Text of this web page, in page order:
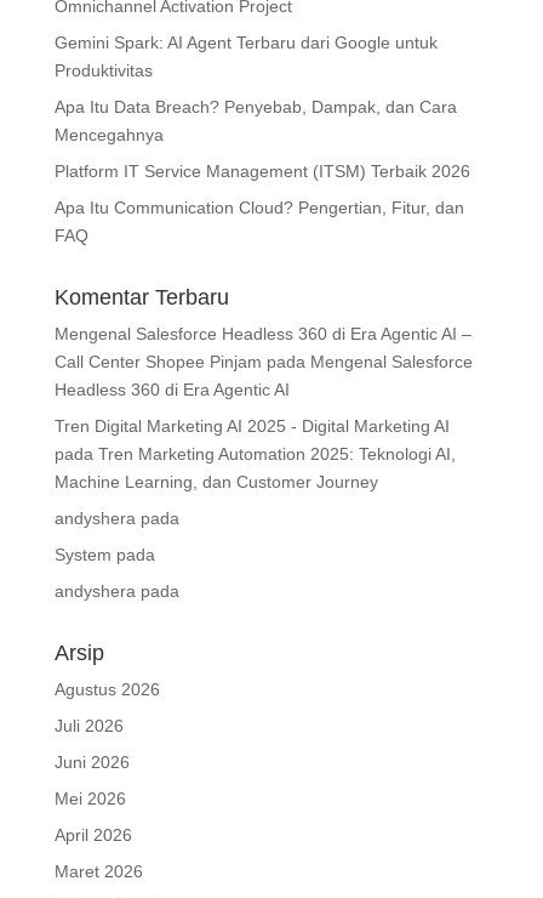
Omnichannel Activation Project
Gemini Spark: AI Agent Terbaru dari Google untuk
Produktivitas
Apa Itu Data Breach? Penyebab, Dampak, dan Cara
Mencegahnya
Platform IT Service Management (ITSM) Terbaik 2026
Apa Itu Communication Cloud? Pengertian, Fitur, dan
FAQ
Komentar Terbaru
Mengenal Salesforce Headless 360 di Era Agentic AI –
Call Center Shopee Pinjam pada Mengenal Salesforce
Headless 360 di Era Agentic AI
Tren Digital Marketing AI 2025 - Digital Marketing AI
pada Tren Marketing Automation 2025: Teknologi AI,
Machine Learning, dan Customer Journey
andyshera pada
System pada
andyshera pada
Arsip
Agustus 2026
Juli 2026
Juni 2026
Mei 2026
April 2026
Maret 2026